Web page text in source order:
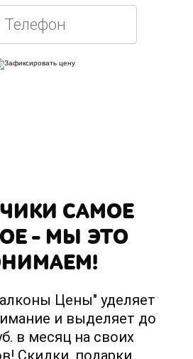
САМОЕ
– МЫ ЭТО
Цены" уделяет
и выделяет до
в месяц на своих
Скидки, подарки,